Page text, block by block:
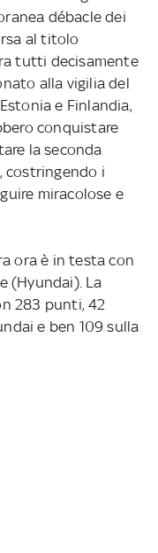
débacle dei
al titolo
tutti decisamente
alla vigilia del
e Finlandia,
conquistare
la seconda
costringendo i
miracolose e
ora è in testa con
(Hyundai). La
283 punti, 42
e ben 109 sulla